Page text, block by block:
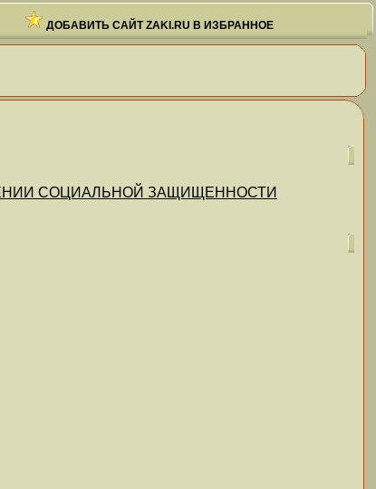
ДОБАВИТЬ САЙТ ZAKI.RU В ИЗБРАННОЕ
СОЦИАЛЬНОЙ ЗАЩИЩЕННОСТИ